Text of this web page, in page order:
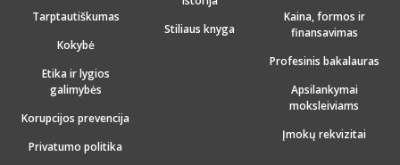
Tarptautiškumas
Kokybė
Etika ir lygios
galimybės
Korupcijos prevencija
Privatumo politika
Stiliaus knyga
Kaina, formos ir
finansavimas
Profesinis bakalauras
Apsilankymai
moksleiviams
Įmokų rekvizitai